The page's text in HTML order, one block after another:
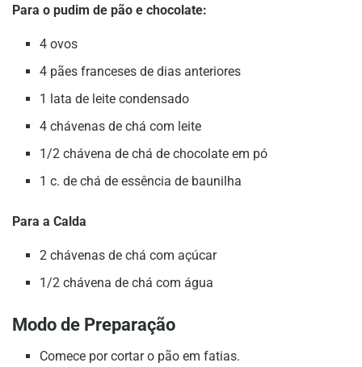
Para o pudim de pão e chocolate:
4 ovos
4 pães franceses de dias anteriores
1 lata de leite condensado
4 chávenas de chá com leite
1/2 chávena de chá de chocolate em pó
1 c. de chá de essência de baunilha
Para a Calda
2 chávenas de chá com açúcar
1/2 chávena de chá com água
Modo de Preparação
Comece por cortar o pão em fatias.